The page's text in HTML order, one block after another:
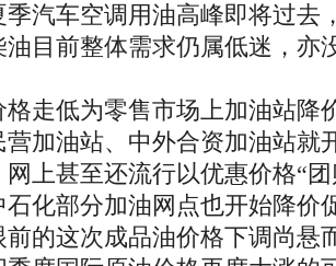
季汽车空调用油高峰即将过去
油目前整体需求仍属低迷，亦
低为零售市场上加油站降
营加油站、中外合资加油站就
网上甚至还流行以优惠价格“
石化部分加油网点也开始降价
这次成品油价格下调尚悬